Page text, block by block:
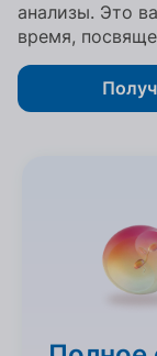
анализы. Это
время,